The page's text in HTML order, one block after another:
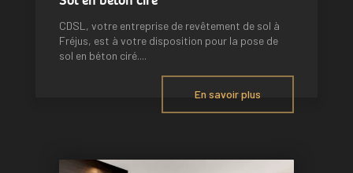
CDSL, votre entreprise de revêtement de sol à
Fréjus, est à votre disposition pour la pose de
sol en béton ciré....
En savoir plus